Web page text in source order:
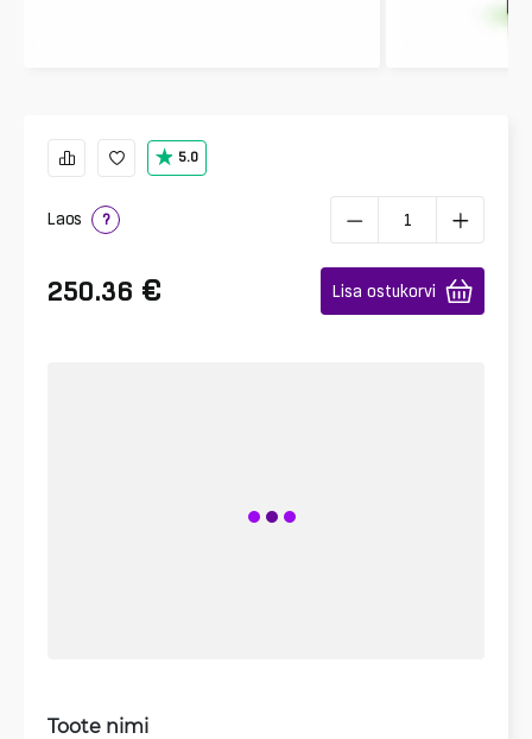
5.0
Laos ?
250.36 € Lisa ostukorvi
Toote nimi